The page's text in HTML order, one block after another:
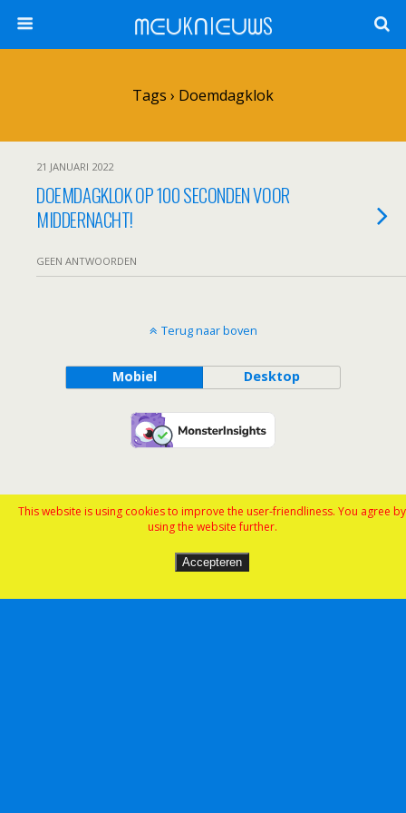
ᗰᕮᑌKᑎIᕮᑌᗯS
Tags › Doemdagklok
21 JANUARI 2022
DOEMDAGKLOK OP 100 SECONDEN VOOR
MIDDERNACHT!
GEEN ANTWOORDEN
Terug naar boven
Mobiel Desktop
This website is using cookies to improve the user-friendliness. You agree by
using the website further.
Accepteren